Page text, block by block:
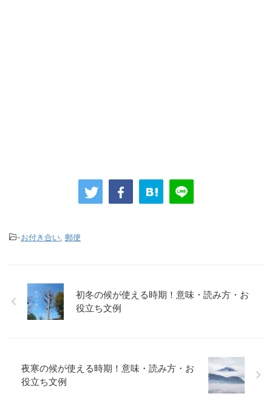
-お付き合い, 郵便
初冬の候が使える時期！意味・読み方・お
役立ち文例
夜寒の候が使える時期！意味・読み方・お
役立ち文例